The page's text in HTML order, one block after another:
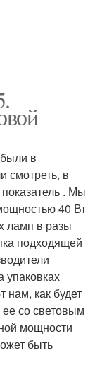
в
смотреть, в
. Мы
40 Вт
ламп в разы
подходящей
упаковках
нам, как будет
со световым
мощности
быть